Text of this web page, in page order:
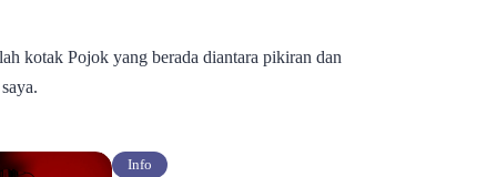
kotak Pojok yang berada diantara pikiran dan
Info